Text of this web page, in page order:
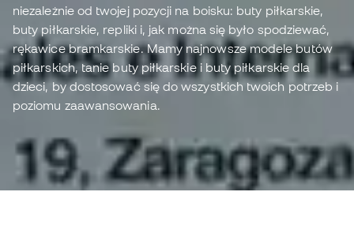
niezależnie od twojej pozycji na boisku: buty piłkarskie,
buty piłkarskie, repliki i, jak można się było spodziewać,
rękawice bramkarskie. Mamy najnowsze modele butów
piłkarskich, tanie buty piłkarskie i buty piłkarskie dla
dzieci, by dostosować się do wszystkich twoich potrzeb i
poziomu zaawansowania.